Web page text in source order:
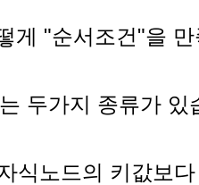
게 "순서조건"을
두가지 종류가 있
식노드의 키값보